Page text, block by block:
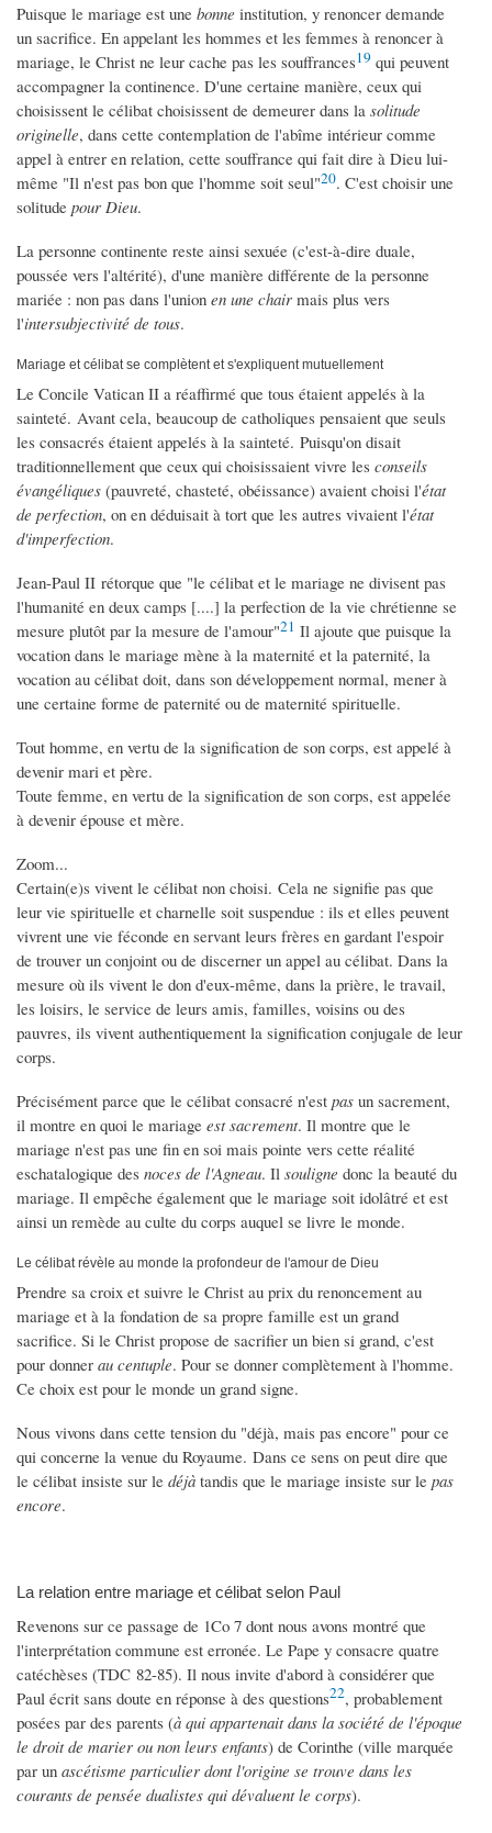
Puisque le mariage est une bonne institution, y renoncer demande
un sacrifice. En appelant les hommes et les femmes à renoncer à
mariage, le Christ ne leur cache pas les souffrances19 qui peuvent
accompagner la continence. D'une certaine manière, ceux qui
choisissent le célibat choisissent de demeurer dans la solitude
originelle, dans cette contemplation de l'abîme intérieur comme
appel à entrer en relation, cette souffrance qui fait dire à Dieu lui-
même "Il n'est pas bon que l'homme soit seul"20. C'est choisir une
solitude pour Dieu.
La personne continente reste ainsi sexuée (c'est-à-dire duale,
poussée vers l'altérité), d'une manière différente de la personne
mariée : non pas dans l'union en une chair mais plus vers
l'intersubjectivité de tous.
Mariage et célibat se complètent et s'expliquent mutuellement
Le Concile Vatican II a réaffirmé que tous étaient appelés à la
sainteté. Avant cela, beaucoup de catholiques pensaient que seuls
les consacrés étaient appelés à la sainteté. Puisqu'on disait
traditionnellement que ceux qui choisissaient vivre les conseils
évangéliques (pauvreté, chasteté, obéissance) avaient choisi l'état
de perfection, on en déduisait à tort que les autres vivaient l'état
d'imperfection.
Jean-Paul II rétorque que "le célibat et le mariage ne divisent pas
l'humanité en deux camps [....] la perfection de la vie chrétienne se
mesure plutôt par la mesure de l'amour"21 Il ajoute que puisque la
vocation dans le mariage mène à la maternité et la paternité, la
vocation au célibat doit, dans son développement normal, mener à
une certaine forme de paternité ou de maternité spirituelle.
Tout homme, en vertu de la signification de son corps, est appelé à
devenir mari et père.
Toute femme, en vertu de la signification de son corps, est appelée
à devenir épouse et mère.
Zoom...
Certain(e)s vivent le célibat non choisi. Cela ne signifie pas que
leur vie spirituelle et charnelle soit suspendue : ils et elles peuvent
vivrent une vie féconde en servant leurs frères en gardant l'espoir
de trouver un conjoint ou de discerner un appel au célibat. Dans la
mesure où ils vivent le don d'eux-même, dans la prière, le travail,
les loisirs, le service de leurs amis, familles, voisins ou des
pauvres, ils vivent authentiquement la signification conjugale de leur
corps.
Précisément parce que le célibat consacré n'est pas un sacrement,
il montre en quoi le mariage est sacrement. Il montre que le
mariage n'est pas une fin en soi mais pointe vers cette réalité
eschatalogique des noces de l'Agneau. Il souligne donc la beauté du
mariage. Il empêche également que le mariage soit idolâtré et est
ainsi un remède au culte du corps auquel se livre le monde.
Le célibat révèle au monde la profondeur de l'amour de Dieu
Prendre sa croix et suivre le Christ au prix du renoncement au
mariage et à la fondation de sa propre famille est un grand
sacrifice. Si le Christ propose de sacrifier un bien si grand, c'est
pour donner au centuple. Pour se donner complètement à l'homme.
Ce choix est pour le monde un grand signe.
Nous vivons dans cette tension du "déjà, mais pas encore" pour ce
qui concerne la venue du Royaume. Dans ce sens on peut dire que
le célibat insiste sur le déjà tandis que le mariage insiste sur le pas
encore.
La relation entre mariage et célibat selon Paul
Revenons sur ce passage de 1Co 7 dont nous avons montré que
l'interprétation commune est erronée. Le Pape y consacre quatre
catéchèses (TDC 82-85). Il nous invite d'abord à considérer que
Paul écrit sans doute en réponse à des questions22, probablement
posées par des parents (à qui appartenait dans la société de l'époque
le droit de marier ou non leurs enfants) de Corinthe (ville marquée
par un ascétisme particulier dont l'origine se trouve dans les
courants de pensée dualistes qui dévaluent le corps).